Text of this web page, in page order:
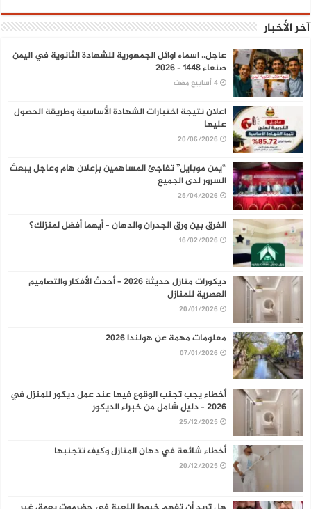
آخر الأخبار
عاجل.. اسماء اوائل الجمهورية للشهادة الثانوية في اليمن
صنعاء 1448 – 2026
اعلان نتيجة اختبارات الشهادة الأساسية وطريقة الحصول
عليها
20/06/2026
“يمن موبايل” تفاجئ المساهمين بإعلان هام وعاجل يبعث
السرور لدى الجميع
25/04/2026
الفرق بين ورق الجدران والدهان – أيهما أفضل لمنزلك؟
16/02/2026
ديكورات منازل حديثة 2026 – أحدث الأفكار والتصاميم
العصرية للمنازل
20/01/2026
معلومات مهمة عن هولندا 2026
07/01/2026
أخطاء يجب تجنب الوقوع فيها عند عمل ديكور للمنزل في
2026 – دليل شامل من خبراء الديكور
25/12/2025
أخطاء شائعة في دهان المنازل وكيف تتجنبها
20/12/2025